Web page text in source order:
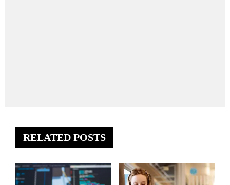
RELATED POSTS